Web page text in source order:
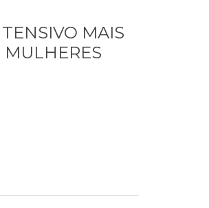
MAIS
MULHERES